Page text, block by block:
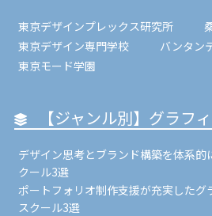
東京デザインプレックス研究所
東京デザイン専門学校
バンタン
東京モード学園
【ジャンル別】グラフ
デザイン思考とブランド構築を体系的
クール3選
ポートフォリオ制作支援が充実したグ
スクール3選